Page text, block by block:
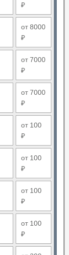
₽
от 8000
₽
от 7000
₽
от 7000
₽
от 100
₽
от 100
₽
от 100
₽
от 100
₽